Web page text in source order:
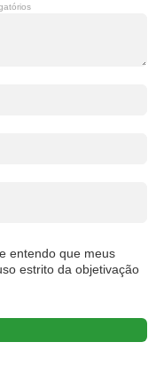
e entendo que meus
estrito da objetivação